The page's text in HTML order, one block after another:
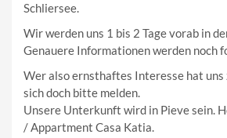
Schliersee.
Wir werden uns 1 bis 2 Tage vorab in
Genauere Informationen werden noch
Wer also ernsthaftes Interesse hat uns
sich doch bitte melden.
Unsere Unterkunft wird in Pieve sein.
/ Appartment Casa Katia.